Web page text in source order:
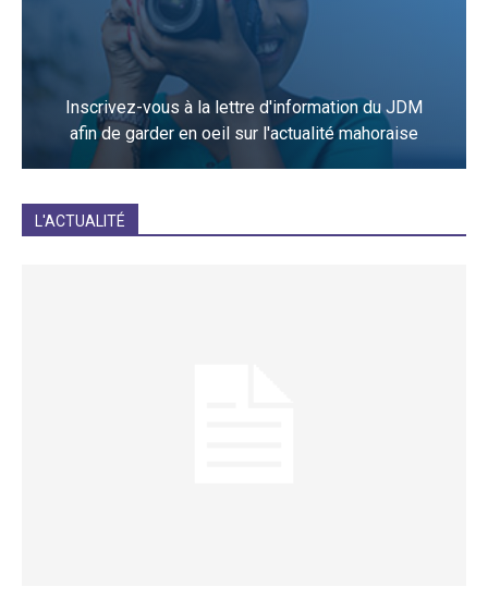
Inscrivez-vous à la lettre d'information du JDM
afin de garder en oeil sur l'actualité mahoraise
L'ACTUALITÉ